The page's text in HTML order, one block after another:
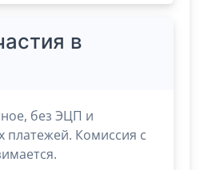
в
без ЭЦП и
платежей. Комиссия с